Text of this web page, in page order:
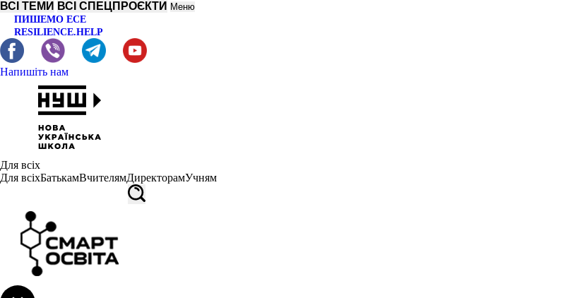
ВСІ ТЕМИ ВСІ СПЕЦПРОЄКТИ Меню
ПИШЕМО ЕСЕ
RESILIENCE.HELP
Напишіть нам
Для всіх
Для всіхБатькамВчителямДиректорамУчням